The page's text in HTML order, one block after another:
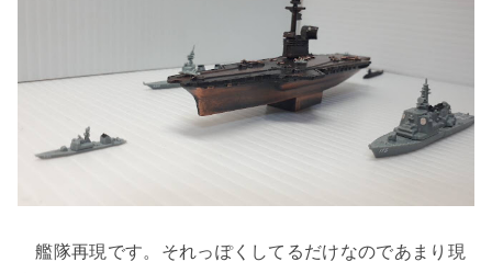
艦隊再現です。それっぽくしてるだけなのであまり現